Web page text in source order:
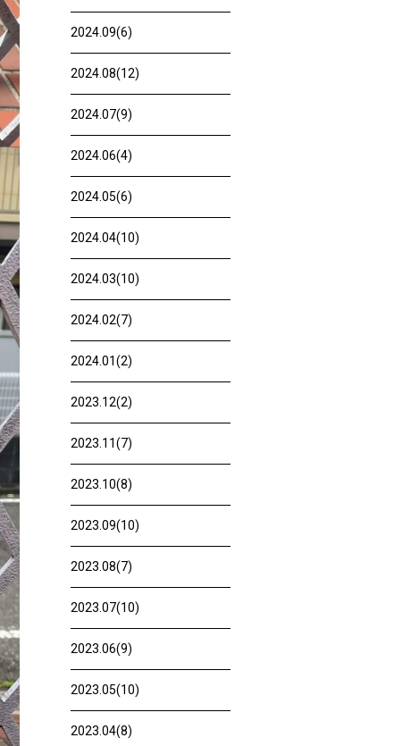
2024.09(6)
2024.08(12)
2024.07(9)
2024.06(4)
2024.05(6)
2024.04(10)
2024.03(10)
2024.02(7)
2024.01(2)
2023.12(2)
2023.11(7)
2023.10(8)
2023.09(10)
2023.08(7)
2023.07(10)
2023.06(9)
2023.05(10)
2023.04(8)